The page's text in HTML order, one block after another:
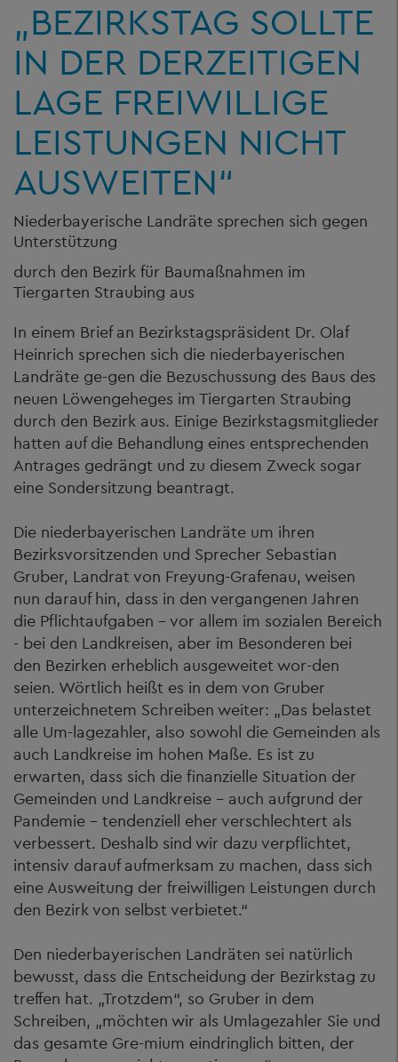
„BEZIRKSTAG SOLLTE
IN DER DERZEITIGEN
LAGE FREIWILLIGE
LEISTUNGEN NICHT
AUSWEITEN“
Niederbayerische Landräte sprechen sich gegen
Unterstützung
durch den Bezirk für Baumaßnahmen im
Tiergarten Straubing aus
In einem Brief an Bezirkstagspräsident Dr. Olaf
Heinrich sprechen sich die niederbayerischen
Landräte ge-gen die Bezuschussung des Baus des
neuen Löwengeheges im Tiergarten Straubing
durch den Bezirk aus. Einige Bezirkstagsmitglieder
hatten auf die Behandlung eines entsprechenden
Antrages gedrängt und zu diesem Zweck sogar
eine Sondersitzung beantragt.
Die niederbayerischen Landräte um ihren
Bezirksvorsitzenden und Sprecher Sebastian
Gruber, Landrat von Freyung-Grafenau, weisen
nun darauf hin, dass in den vergangenen Jahren
die Pflichtaufgaben – vor allem im sozialen Bereich
- bei den Landkreisen, aber im Besonderen bei
den Bezirken erheblich ausgeweitet wor-den
seien. Wörtlich heißt es in dem von Gruber
unterzeichnetem Schreiben weiter: „Das belastet
alle Um-lagezahler, also sowohl die Gemeinden als
auch Landkreise im hohen Maße. Es ist zu
erwarten, dass sich die finanzielle Situation der
Gemeinden und Landkreise - auch aufgrund der
Pandemie - tendenziell eher verschlechtert als
verbessert. Deshalb sind wir dazu verpflichtet,
intensiv darauf aufmerksam zu machen, dass sich
eine Ausweitung der freiwilligen Leistungen durch
den Bezirk von selbst verbietet.“
Den niederbayerischen Landräten sei natürlich
bewusst, dass die Entscheidung der Bezirkstag zu
treffen hat. „Trotzdem“, so Gruber in dem
Schreiben, „möchten wir als Umlagezahler Sie und
das gesamte Gre-mium eindringlich bitten, der